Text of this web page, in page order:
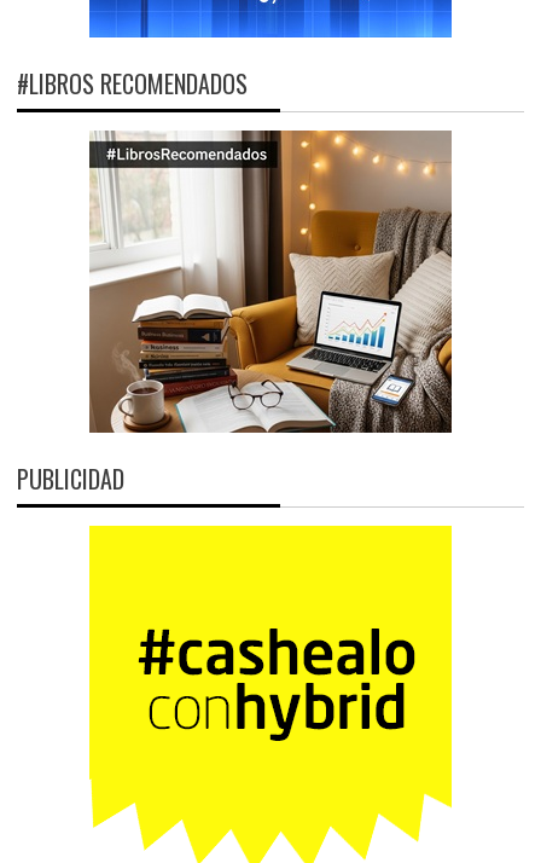
#LIBROS RECOMENDADOS
PUBLICIDAD